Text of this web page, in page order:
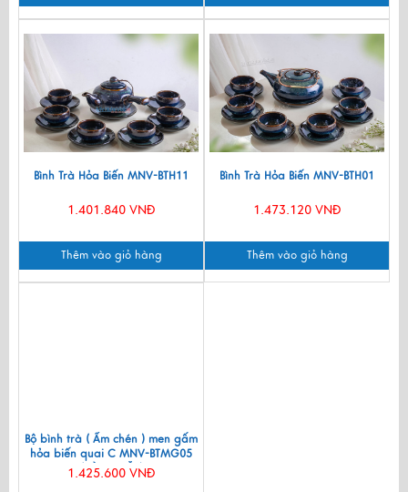
Bình Trà Hỏa Biến MNV-BTH11
1.401.840 VNĐ
Thêm vào giỏ hàng
Bình Trà Hỏa Biến MNV-BTH01
1.473.120 VNĐ
Thêm vào giỏ hàng
Bộ bình trà ( Ấm chén ) men gấm
hỏa biến quai C MNV-BTMG05
(HÀNG ĐẶT)
1.425.600 VNĐ